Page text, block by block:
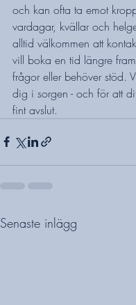
och kan ofta ta emot
vardagar, kvällar och
alltid välkommen att
vill boka en tid längre
frågor eller behöver stöd.
dig i sorgen - och för att
fint avslut.
Senaste inlägg